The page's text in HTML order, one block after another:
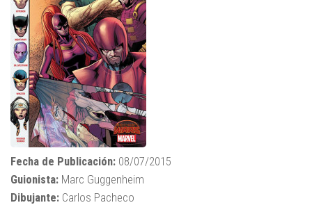
Fecha de Publicación: 08/07/2015
Guionista: Marc Guggenheim
Dibujante: Carlos Pacheco